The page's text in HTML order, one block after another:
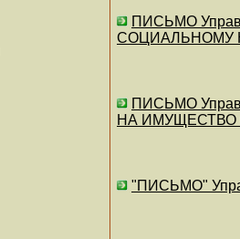
ПИСЬМО
СОЦИАЛЬНОМУ
ПИСЬМО
НА ИМУЩЕСТВО
"ПИСЬМО"